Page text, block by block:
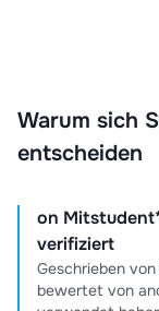
Warum sich
entscheiden
on
verifiziert
Geschrieben
bewertet von